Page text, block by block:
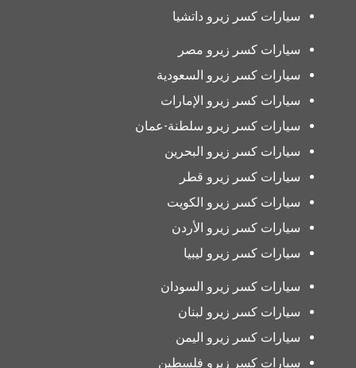
سيارات كسر زيرو داتشيا
سيارات كسر زيرو مصر
سيارات كسر زيرو السعودية
سيارات كسر زيرو الإمارات
سيارات كسر زيرو سلطنة-عمان
سيارات كسر زيرو البحرين
سيارات كسر زيرو قطر
سيارات كسر زيرو الكويت
سيارات كسر زيرو الأردن
سيارات كسر زيرو ليبيا
سيارات كسر زيرو السودان
سيارات كسر زيرو لبنان
سيارات كسر زيرو اليمن
سيارات كسر زيرو فلسطين